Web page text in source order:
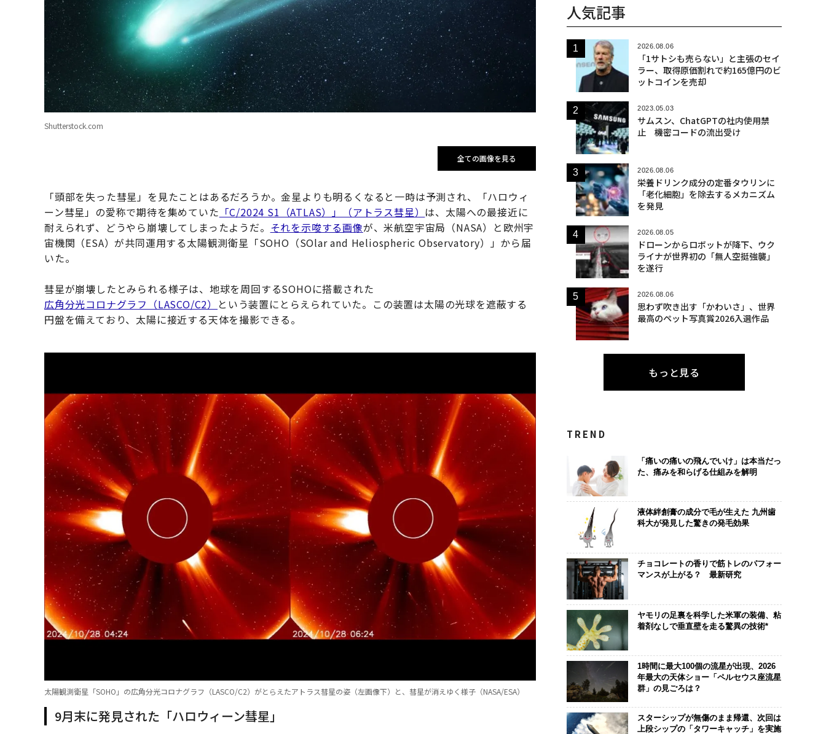
Shutterstock.com
全ての画像を見る
「頭部を失った彗星」を見たことはあるだろうか。金星よりも明るくなると一時は予測され、「ハロウィ
ーン彗星」の愛称で期待を集めていた 「C/2024 S1（ATLAS）」（アトラス彗星） は、太陽への最接近に
耐えられず、どうやら崩壊してしまったようだ。 それを示唆する画像が、米航空宇宙局（NASA）と欧州宇
宙機関（ESA）が共同運用する太陽観測衛星「SOHO（SOlar and Heliospheric Observatory）」から届
いた。
彗星が崩壊したとみられる様子は、地球を周回するSOHOに搭載された
広角分光コロナグラフ（LASCO/C2）
という装置にとらえられていた。この装置は太陽の光球を遮蔽する
円盤を備えており、太陽に接近する天体を撮影できる。
太陽観測衛星「SOHO」の広角分光コロナグラフ（LASCO/C2）がとらえたアトラス彗星の姿（左画像下）と、彗星が消えゆく様子（NASA/ESA）
9月末に発見された「ハロウィーン彗星」
人気記事
2026.08.06
「1サトシも売らない」と主張のセイ
ラー、取得原価割れで約165億円のビ
ットコインを売却
2023.05.03
サムスン、ChatGPTの社内使用禁
止 機密コードの流出受け
2026.08.06
栄養ドリンク成分の定番タウリンに
「老化細胞」を除去するメカニズム
を発見
2026.08.05
ドローンからロボットが降下、ウク
ライナが世界初の「無人空挺強襲」
を遂行
2026.08.06
思わず吹き出す「かわいさ」、世界
最高のペット写真賞2026入選作品
もっと見る
TREND
「痛いの痛いの飛んでいけ」は本当だっ
た、痛みを和らげる仕組みを解明
液体絆創膏の成分で毛が生えた 九州歯
科大が発見した驚きの発毛効果
チョコレートの香りで筋トレのパフォー
マンスが上がる？ 最新研究
ヤモリの足裏を科学した米軍の装備、粘
着剤なしで垂直壁を走る驚異の技術*
1時間に最大100個の流星が出現、2026
年最大の天体ショー「ペルセウス座流星
群」の見ごろは？
スターシップが無傷のまま帰還、次回は
上段シップの「タワーキャッチ」を実施